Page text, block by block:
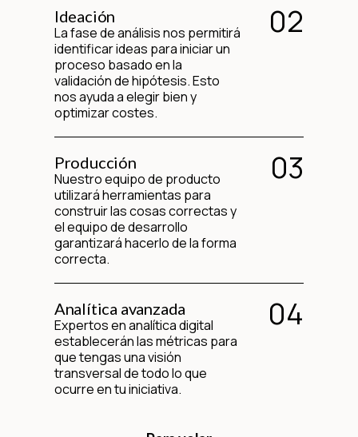
Ideación
La fase de análisis nos permitirá
identificar ideas para iniciar un
proceso basado en la
validación de hipótesis. Esto
nos ayuda a elegir bien y
optimizar costes.
02
Producción
Nuestro equipo de producto
utilizará herramientas para
construir las cosas correctas y
el equipo de desarrollo
garantizará hacerlo de la forma
correcta.
03
Analítica avanzada
Expertos en analítica digital
establecerán las métricas para
que tengas una visión
transversal de todo lo que
ocurre en tu iniciativa.
04